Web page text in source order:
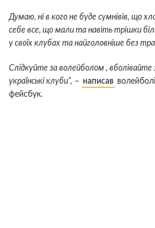
Думаю, ні в кого не буде сумнівів, що
себе все, що мали та навіть трішки
у своїх клубах та найголовніше без
Слідкуйте за волейболом , вболівайте
українські клуби”, – написав
фейсбук.